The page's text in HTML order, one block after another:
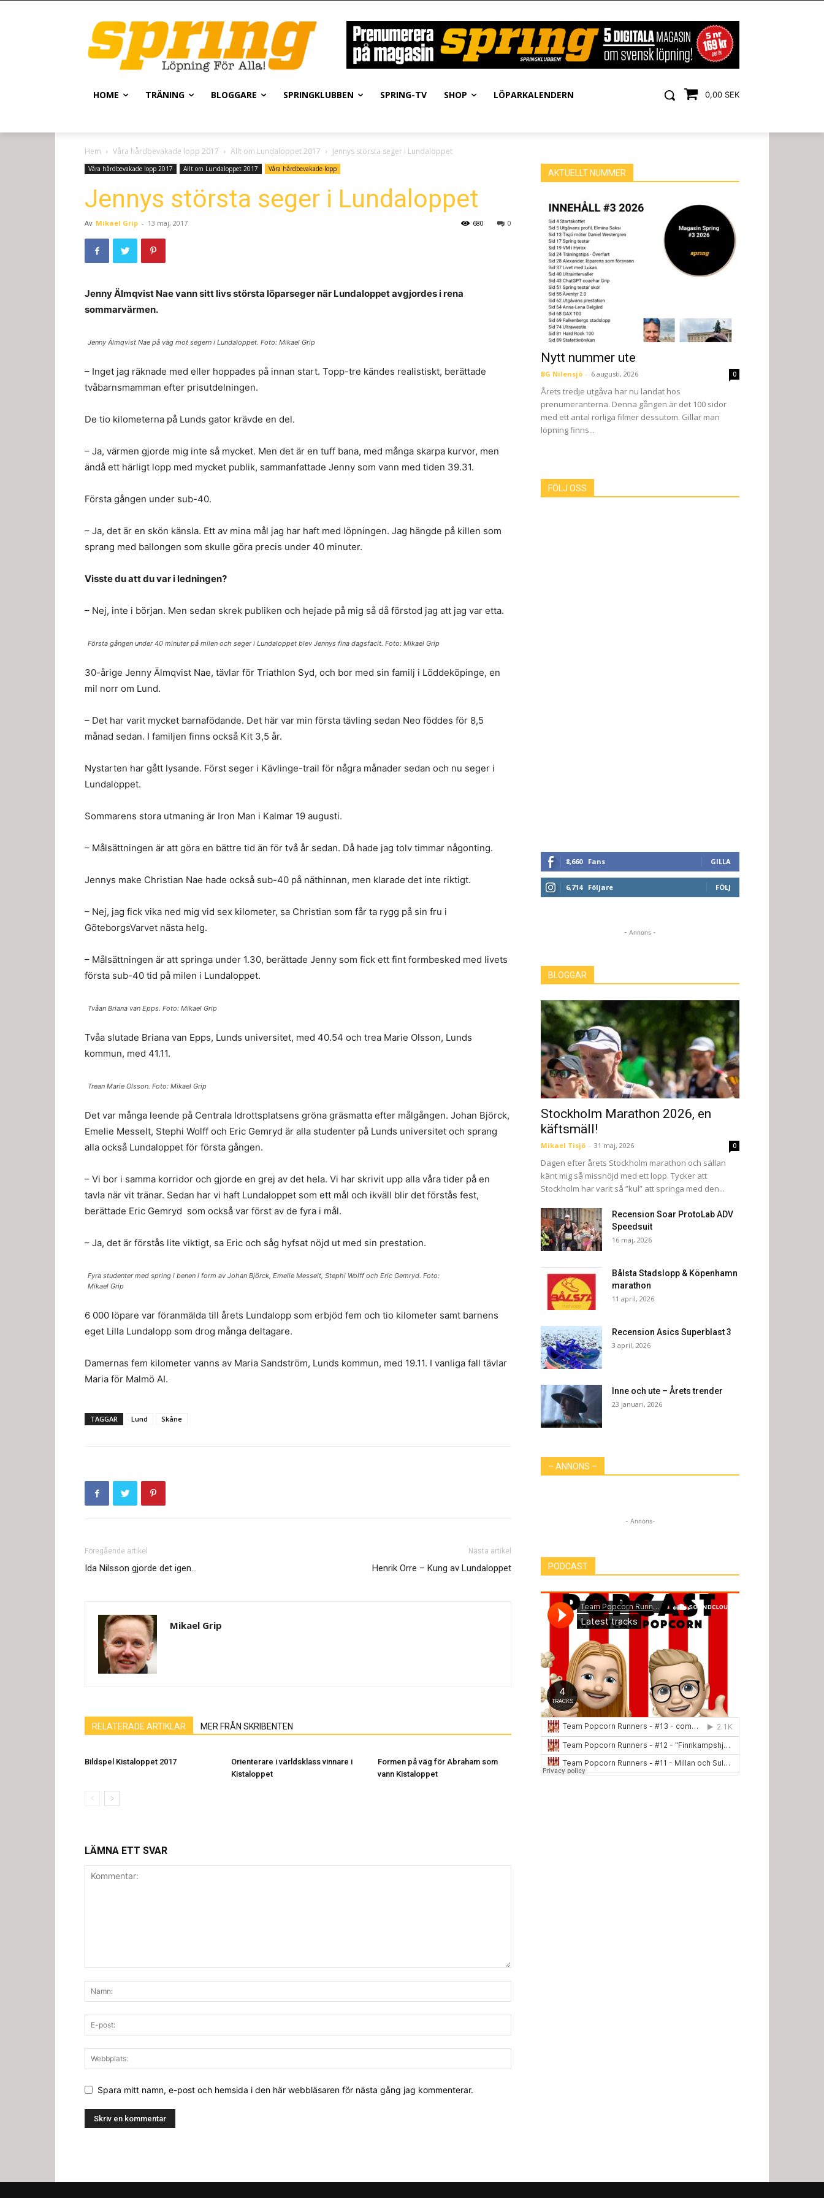
0,00 SEK
HOME TRÄNING BLOGGARE SPRINGKLUBBEN SPRING-TV SHOP LÖPARKALENDERN
Hem Våra hårdbevakade lopp 2017 Allt om Lundaloppet 2017 Jennys största seger i Lundaloppet
Våra hårdbevakade lopp 2017 Allt om Lundaloppet 2017 Våra hårdbevakade lopp
Jennys största seger i Lundaloppet
Av Mikael Grip - 13 maj, 2017 0
680
Jenny Älmqvist Nae vann sitt livs största löparseger när Lundaloppet avgjordes i rena
sommarvärmen.
Jenny Älmqvist Nae på väg mot segern i Lundaloppet. Foto: Mikael Grip
– Inget jag räknade med eller hoppades på innan start. Topp-tre kändes realistiskt, berättade
tvåbarnsmamman efter prisutdelningen.
De tio kilometerna på Lunds gator krävde en del.
– Ja, värmen gjorde mig inte så mycket. Men det är en tuff bana, med många skarpa kurvor, men
ändå ett härligt lopp med mycket publik, sammanfattade Jenny som vann med tiden 39.31.
Första gången under sub-40.
– Ja, det är en skön känsla. Ett av mina mål jag har haft med löpningen. Jag hängde på killen som
sprang med ballongen som skulle göra precis under 40 minuter.
Visste du att du var i ledningen?
– Nej, inte i början. Men sedan skrek publiken och hejade på mig så då förstod jag att jag var etta.
Första gången under 40 minuter på milen och seger i Lundaloppet blev Jennys fina dagsfacit. Foto: Mikael Grip
30-årige Jenny Älmqvist Nae, tävlar för Triathlon Syd, och bor med sin familj i Löddeköpinge, en
mil norr om Lund.
– Det har varit mycket barnafödande. Det här var min första tävling sedan Neo föddes för 8,5
månad sedan. I familjen finns också Kit 3,5 år.
Nystarten har gått lysande. Först seger i Kävlinge-trail för några månader sedan och nu seger i
Lundaloppet.
Sommarens stora utmaning är Iron Man i Kalmar 19 augusti.
– Målsättningen är att göra en bättre tid än för två år sedan. Då hade jag tolv timmar någonting.
Jennys make Christian Nae hade också sub-40 på näthinnan, men klarade det inte riktigt.
– Nej, jag fick vika ned mig vid sex kilometer, sa Christian som får ta rygg på sin fru i
GöteborgsVarvet nästa helg.
– Målsättningen är att springa under 1.30, berättade Jenny som fick ett fint formbesked med livets
första sub-40 tid på milen i Lundaloppet.
Tvåan Briana van Epps. Foto: Mikael Grip
Tvåa slutade Briana van Epps, Lunds universitet, med 40.54 och trea Marie Olsson, Lunds
kommun, med 41.11.
Trean Marie Olsson. Foto: Mikael Grip
Det var många leende på Centrala Idrottsplatsens gröna gräsmatta efter målgången. Johan Björck,
Emelie Messelt, Stephi Wolff och Eric Gemryd är alla studenter på Lunds universitet och sprang
alla också Lundaloppet för första gången.
– Vi bor i samma korridor och gjorde en grej av det hela. Vi har skrivit upp alla våra tider på en
tavla när vit tränar. Sedan har vi haft Lundaloppet som ett mål och ikväll blir det förstås fest,
berättade Eric Gemryd som också var först av de fyra i mål.
– Ja, det är förstås lite viktigt, sa Eric och såg hyfsat nöjd ut med sin prestation.
Fyra studenter med spring i benen i form av Johan Björck, Emelie Messelt, Stephi Wolff och Eric Gemryd. Foto:
Mikael Grip
6 000 löpare var föranmälda till årets Lundalopp som erbjöd fem och tio kilometer samt barnens
eget Lilla Lundalopp som drog många deltagare.
Damernas fem kilometer vanns av Maria Sandström, Lunds kommun, med 19.11. I vanliga fall tävlar
Maria för Malmö AI.
TAGGAR Lund Skåne
Föregående artikel
Ida Nilsson gjorde det igen…
Nästa artikel
Henrik Orre – Kung av Lundaloppet
Mikael Grip
RELATERADE ARTIKLAR MER FRÅN SKRIBENTEN
Bildspel Kistaloppet 2017
Orienterare i världsklass vinnare i
Kistaloppet
Formen på väg för Abraham som
vann Kistaloppet
LÄMNA ETT SVAR
Spara mitt namn, e-post och hemsida i den här webbläsaren för nästa gång jag kommenterar.
AKTUELLT NUMMER
Nytt nummer ute
BG Nilensjö - 6 augusti, 2026 0
Årets tredje utgåva har nu landat hos
prenumeranterna. Denna gången är det 100 sidor
med ett antal rörliga filmer dessutom. Gillar man
löpning finns...
FÖLJ OSS
8,660 Fans GILLA
6,714 Följare FÖLJ
- Annons -
BLOGGAR
Stockholm Marathon 2026, en
käftsmäll!
Mikael Tisjö - 31 maj, 2026 0
Dagen efter årets Stockholm marathon och sällan
känt mig så missnöjd med ett lopp. Tycker att
Stockholm har varit så ”kul” att springa med den...
Recension Soar ProtoLab ADV
Speedsuit
16 maj, 2026
Bålsta Stadslopp & Köpenhamn
marathon
11 april, 2026
Recension Asics Superblast 3
3 april, 2026
Inne och ute – Årets trender
23 januari, 2026
– ANNONS –
- Annons-
PODCAST